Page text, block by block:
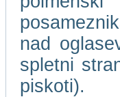
nad
spletni
piskoti).